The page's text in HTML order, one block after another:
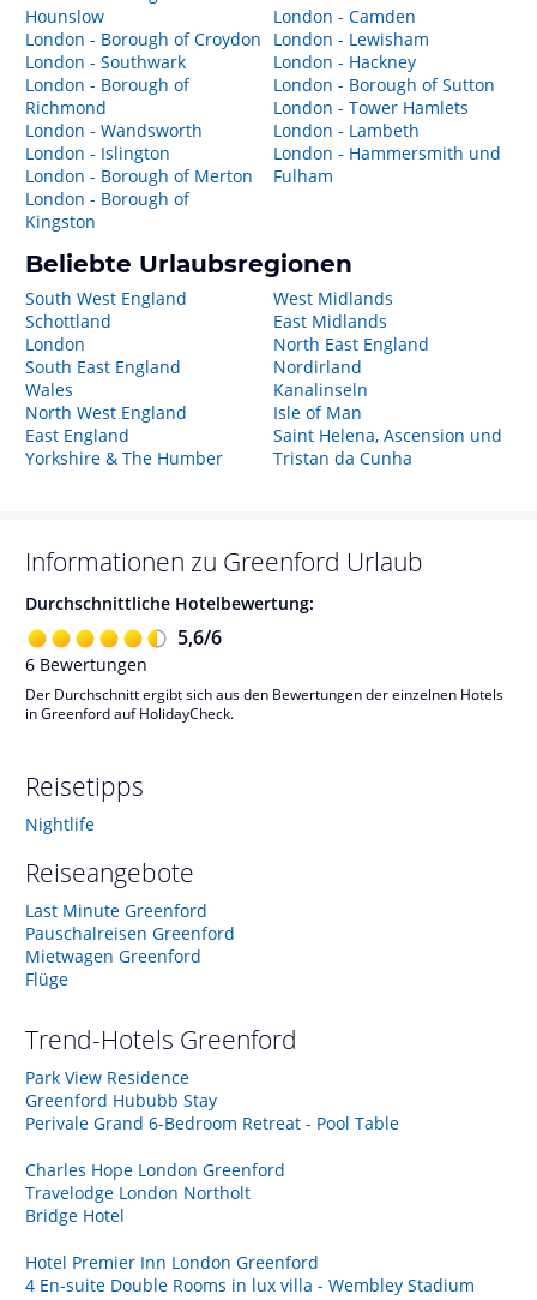
Hounslow
London - Borough of Croydon
London - Southwark
London - Borough of
Richmond
London - Wandsworth
London - Islington
London - Borough of Merton
London - Borough of
Kingston
London - Camden
London - Lewisham
London - Hackney
London - Borough of Sutton
London - Tower Hamlets
London - Lambeth
London - Hammersmith und
Fulham
Beliebte Urlaubsregionen
South West England
Schottland
London
South East England
Wales
North West England
East England
Yorkshire & The Humber
West Midlands
East Midlands
North East England
Nordirland
Kanalinseln
Isle of Man
Saint Helena, Ascension und
Tristan da Cunha
Informationen zu Greenford Urlaub
Durchschnittliche Hotelbewertung:
5,6/6
6 Bewertungen
Der Durchschnitt ergibt sich aus den Bewertungen der einzelnen Hotels
in Greenford auf HolidayCheck.
Reisetipps
Nightlife
Reiseangebote
Last Minute Greenford
Pauschalreisen Greenford
Mietwagen Greenford
Flüge
Trend-Hotels Greenford
Park View Residence
Greenford Hububb Stay
Perivale Grand 6-Bedroom Retreat - Pool Table
Charles Hope London Greenford
Travelodge London Northolt
Bridge Hotel
Hotel Premier Inn London Greenford
4 En-suite Double Rooms in lux villa - Wembley Stadium